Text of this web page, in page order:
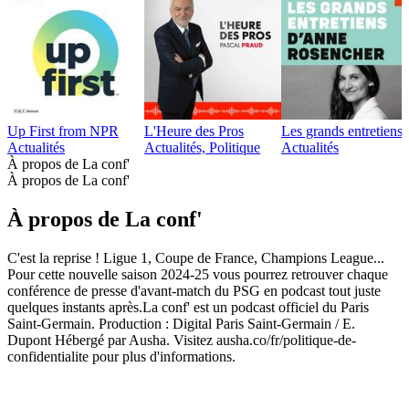
Up First from NPR
Actualités
L'Heure des Pros
Actualités, Politique
Les grands
Actualités
À propos de La conf'
À propos de La conf'
À propos de La conf'
C'est la reprise ! Ligue 1, Coupe de France, Champions League...
Pour cette nouvelle saison 2024-25 vous pourrez retrouver chaque
conférence de presse d'avant-match du PSG en podcast tout juste
quelques instants après.La conf' est un podcast officiel du Paris
Saint-Germain. Production : Digital Paris Saint-Germain / E.
Dupont Hébergé par Ausha. Visitez ausha.co/fr/politique-de-
confidentialite pour plus d'informations.